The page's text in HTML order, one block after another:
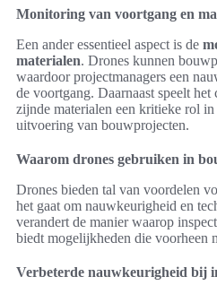
Monitoring van voortgang en
Een ander essentieel aspect is de
materialen. Drones kunnen
waardoor projectmanagers een
de voortgang. Daarnaast speelt
zijnde materialen een kritieke rol
uitvoering van bouwprojecten.
Waarom drones gebruiken in
Drones bieden tal van voordelen
het gaat om nauwkeurigheid en
verandert de manier waarop
biedt mogelijkheden die voorheen
Verbeterde nauwkeurigheid bij